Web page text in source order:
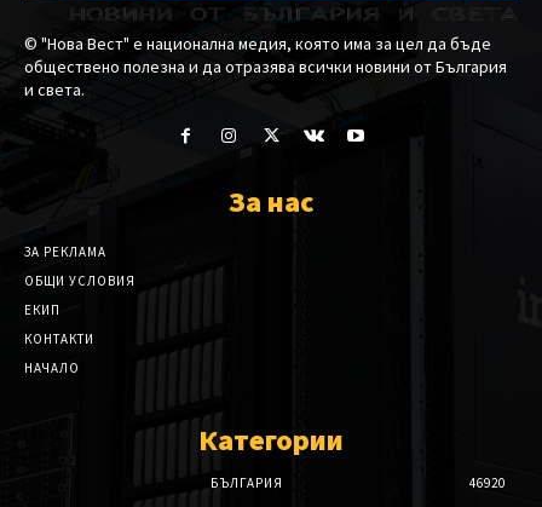
© "Нова Вест" е национална медия, която има за цел да бъде
обществено полезна и да отразява всички новини от България
и света.
За нас
ЗА РЕКЛАМА
ОБЩИ УСЛОВИЯ
ЕКИП
КОНТАКТИ
НАЧАЛО
Категории
БЪЛГАРИЯ
46920